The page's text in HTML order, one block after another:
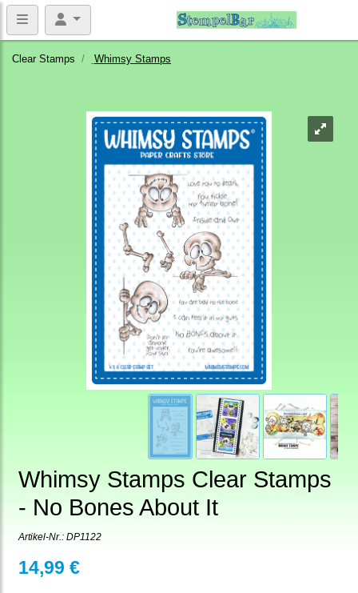
Clear Stamps Whimsy Stamps
Whimsy Stamps Clear Stamps
- No Bones About It
Artikel-Nr.: DP1122
14,99 €